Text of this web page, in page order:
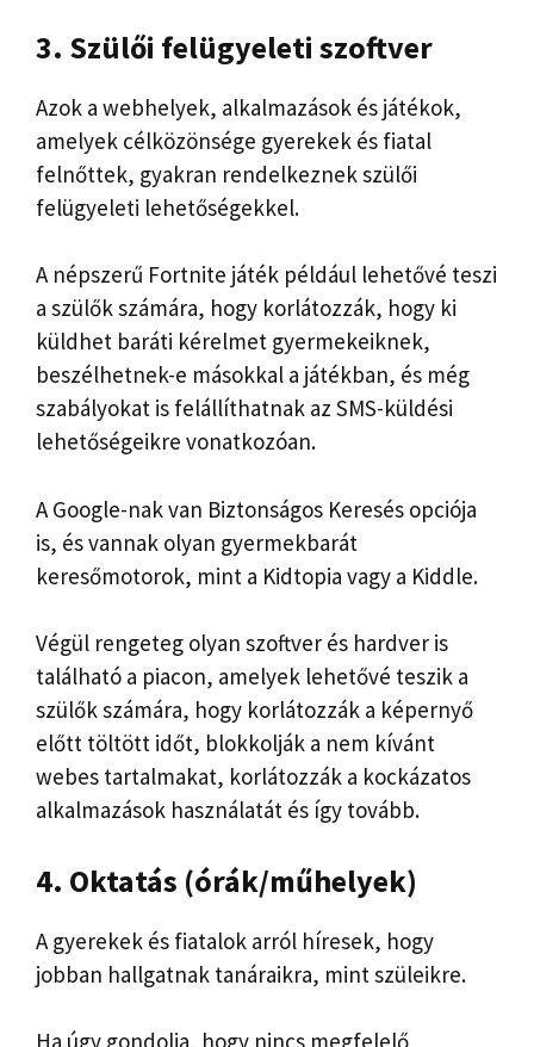
3. Szülői felügyeleti szoftver
Azok a webhelyek, alkalmazások és játékok,
amelyek célközönsége gyerekek és fiatal
felnőttek, gyakran rendelkeznek szülői
felügyeleti lehetőségekkel.
A népszerű Fortnite játék például lehetővé teszi
a szülők számára, hogy korlátozzák, hogy ki
küldhet baráti kérelmet gyermekeiknek,
beszélhetnek-e másokkal a játékban, és még
szabályokat is felállíthatnak az SMS-küldési
lehetőségeikre vonatkozóan.
A Google-nak van Biztonságos Keresés opciója
is, és vannak olyan gyermekbarát
keresőmotorok, mint a Kidtopia vagy a Kiddle.
Végül rengeteg olyan szoftver és hardver is
található a piacon, amelyek lehetővé teszik a
szülők számára, hogy korlátozzák a képernyő
előtt töltött időt, blokkolják a nem kívánt
webes tartalmakat, korlátozzák a kockázatos
alkalmazások használatát és így tovább.
4. Oktatás (órák/műhelyek)
A gyerekek és fiatalok arról híresek, hogy
jobban hallgatnak tanáraikra, mint szüleikre.